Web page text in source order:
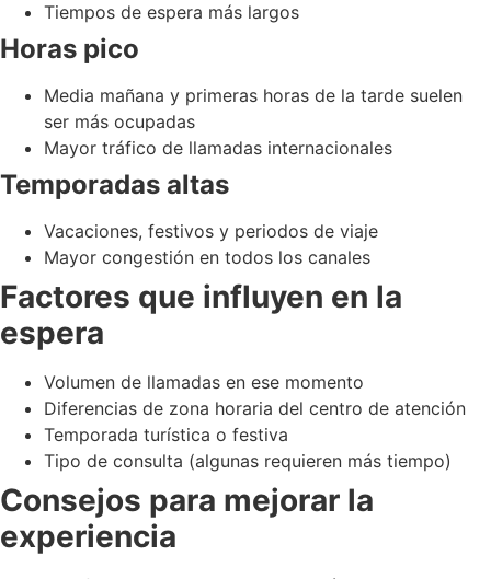
Tiempos de espera más largos
Horas pico
Media mañana y primeras horas de la tarde suelen
ser más ocupadas
Mayor tráfico de llamadas internacionales
Temporadas altas
Vacaciones, festivos y periodos de viaje
Mayor congestión en todos los canales
Factores que influyen en la
espera
Volumen de llamadas en ese momento
Diferencias de zona horaria del centro de atención
Temporada turística o festiva
Tipo de consulta (algunas requieren más tiempo)
Consejos para mejorar la
experiencia